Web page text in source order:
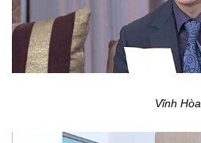
Vĩnh Hòa